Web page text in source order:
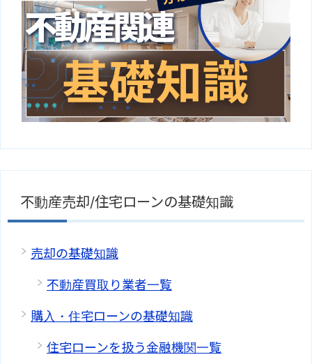
不動産売却/住宅ローンの基礎知識
売却の基礎知識
不動産買取り業者一覧
購入・住宅ローンの基礎知識
住宅ローンを扱う金融機関一覧